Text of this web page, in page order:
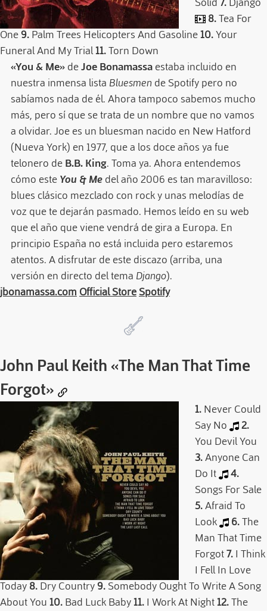
8.Tea For
One9. Palm Trees Helicopters And Gasoline10.Your
Funeral And My Trial11.Torn Down
«You & Me» deJoe Bonamassa estaba incluido en
nuestra inmensa lista Bluesmen de Spotify pero no
sabíamos nada de él. Ahora tampoco sabemos mucho
más, pero sí que se trata de un nombre que no vamos
a olvidar. Joe es un bluesman nacido en New Hatford
(Nueva York) en 1977, que a los doce años ya fue
telonero de B.B. King. Toma ya. Ahora entendemos
cómo este You & Me del año 2006 es tan maravilloso:
blues clásico mezclado con rock y unas melodías de
voz que te dejarán pasmado. Hemos leído en su web
que el año que viene vendrá de gira a Europa. En
principio España no está incluida pero estaremos
atentos. A disfrutar de este discazo (arriba, una
versión en directo del tema Django).
jbonamassa.com Official StoreSpotify
John Paul Keith «The Man That Time
Forgot»
1. Never Could
Say No
2.
You Devil You
3.Anyone Can
Do It
4.
Songs For Sale
5.Afraid To
Look
6.The
Man That Time
Forgot7. I Think
I Fell In Love
Today 8. Dry Country9. Somebody Ought To Write A Song
About You 10. Bad Luck Baby11. I Work At Night12.The